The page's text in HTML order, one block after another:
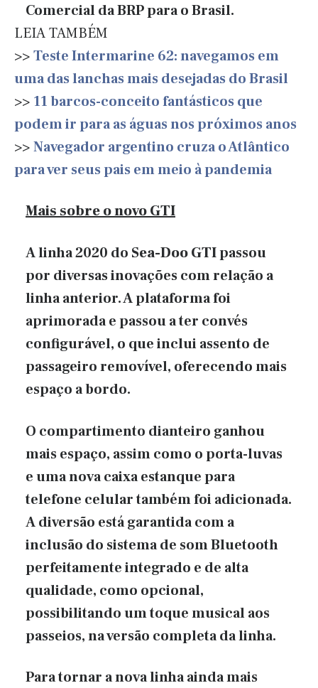
Comercial da BRP para o Brasil.
LEIA TAMBÉM
>>Teste Intermarine 62: navegamos em
uma das lanchas mais desejadas do Brasil
>> 11 barcos-conceito fantásticos que
podem ir para as águas nos próximos anos
>>Navegador argentino cruza o Atlântico
para ver seus pais em meio à pandemia
Mais sobre o novo GTI
A linha 2020 do Sea-Doo GTIpassou
por diversas inovações com relação a
linha anterior. A plataforma foi
aprimorada e passou a ter convés
configurável, o que inclui assento de
passageiro removível, oferecendo mais
espaço a bordo.
O compartimento dianteiro ganhou
mais espaço, assim como o porta-luvas
e uma nova caixa estanque para
telefone celular também foi adicionada.
A diversão está garantida com a
inclusão do sistema de som Bluetooth
perfeitamente integrado e de alta
qualidade, como opcional,
possibilitando um toque musical aos
passeios, na versão completa da linha.
Para tornar a nova linha ainda mais